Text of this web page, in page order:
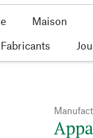
Maison
Fabricants